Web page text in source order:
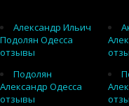
Александр Ильич
Подолян Одесса
отзывы
Подолян
Александр Одесса
отзывы